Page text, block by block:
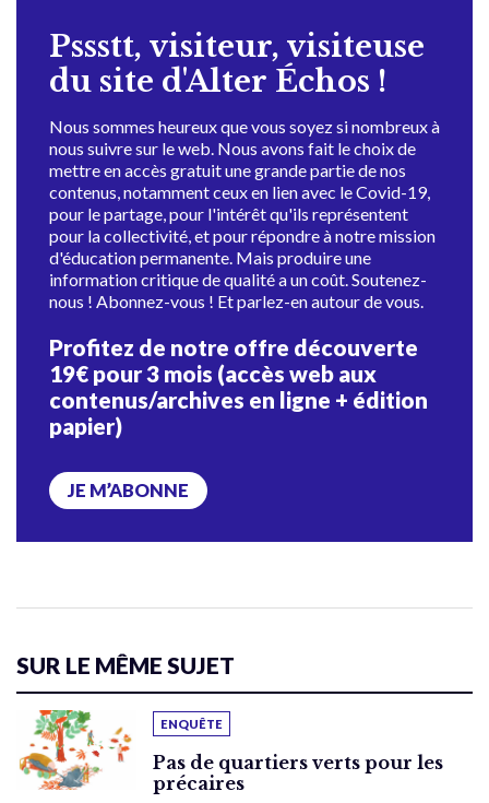
Pssstt, visiteur, visiteuse
du site d'Alter Échos !
Nous sommes heureux que vous soyez si nombreux à
nous suivre sur le web. Nous avons fait le choix de
mettre en accès gratuit une grande partie de nos
contenus, notamment ceux en lien avec le Covid-19,
pour le partage, pour l'intérêt qu'ils représentent
pour la collectivité, et pour répondre à notre mission
d'éducation permanente. Mais produire une
information critique de qualité a un coût. Soutenez-
nous ! Abonnez-vous ! Et parlez-en autour de vous.
Profitez de notre offre découverte
19€ pour 3 mois (accès web aux
contenus/archives en ligne + édition
papier)
JE M’ABONNE
SUR LE MÊME SUJET
ENQUÊTE
Pas de quartiers verts pour les
précaires